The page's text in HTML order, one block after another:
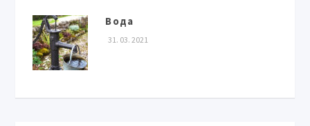
Вода
31. 03. 2021